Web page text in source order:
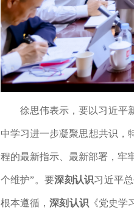
徐思伟表示，要以习近平
中学习进一步凝聚思想共识，
程的最新指示、最新部署，牢
个维护”。要深刻认识习近平
根本遵循，深刻认识 《党史